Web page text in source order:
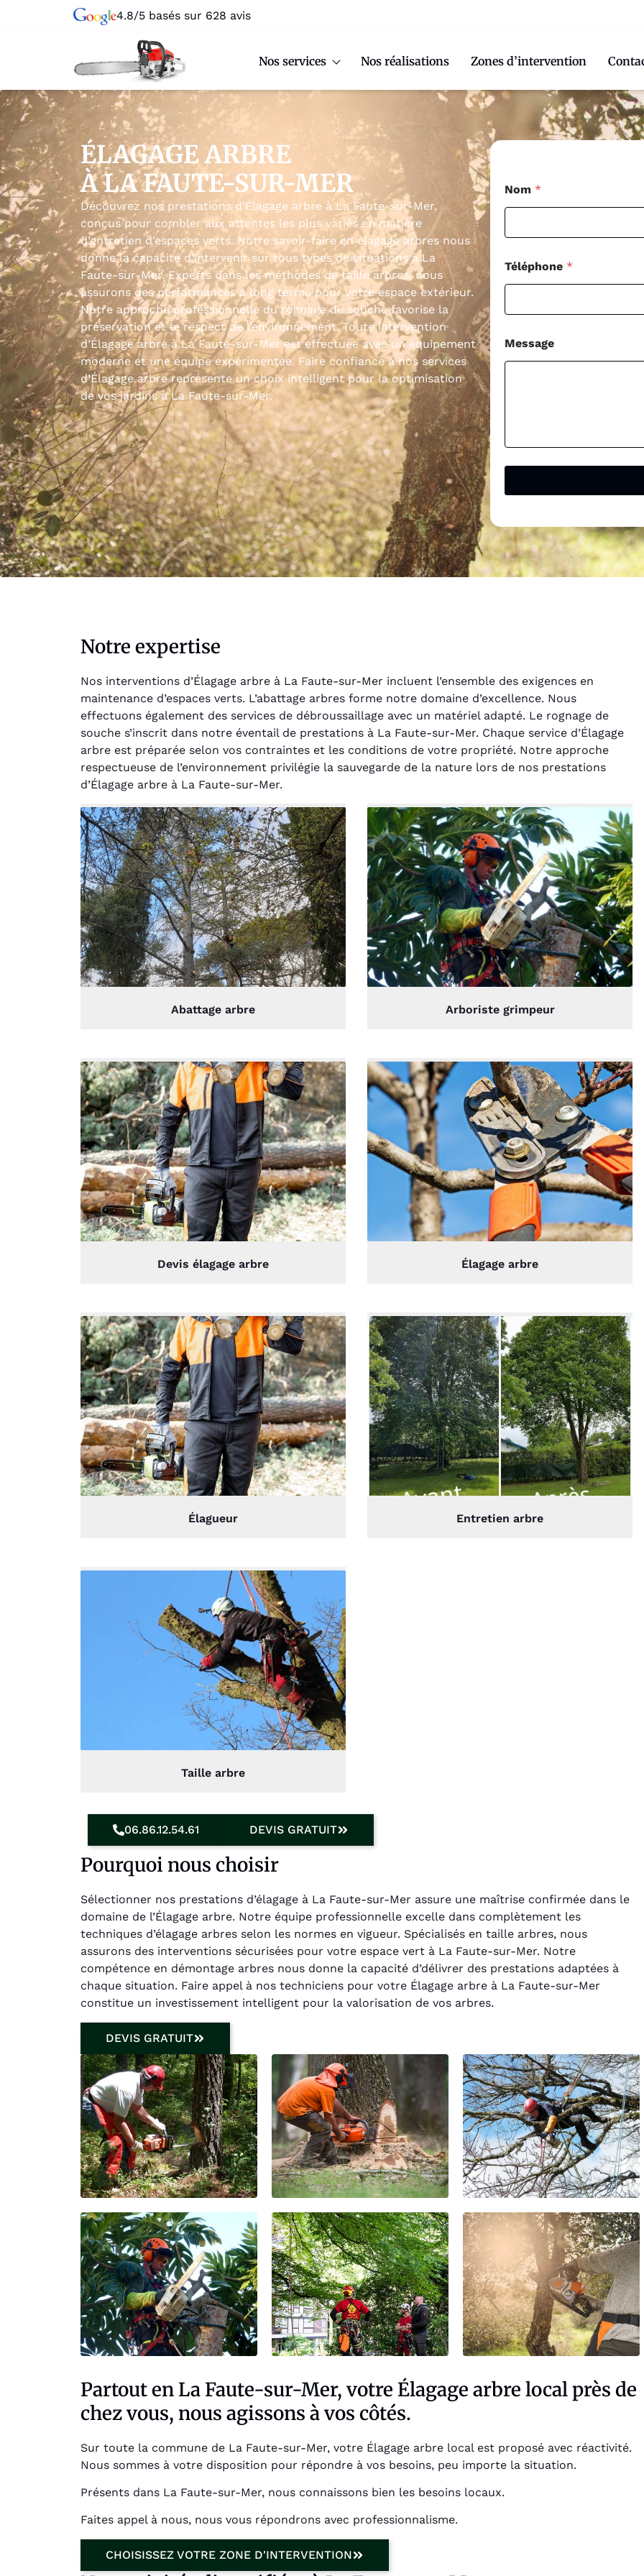
4.8/5 basés sur 628 avis
Nos services Nos réalisations Zones d’intervention
ÉLAGAGE ARBRE
À LA FAUTE-SUR-MER
Découvrez nos prestations d’Élagage arbre à La Faute-sur-Mer,
conçus pour combler aux attentes les plus variés en matière
d’entretien d’espaces verts. Notre savoir-faire en élagage arbres nous
donne la capacité d’intervenir sur tous types de situations à La
Faute-sur-Mer. Experts dans les méthodes de taille arbres, nous
assurons des performances à long terme pour votre espace extérieur.
Notre approche professionnelle du rognage de souche favorise la
préservation et le respect de l’environnement. Toute intervention
d’Élagage arbre à La Faute-sur-Mer est effectuée avec un équipement
moderne et une équipe expérimentée. Faire confiance à nos services
d’Élagage arbre représente un choix intelligent pour la optimisation
de vos jardins à La Faute-sur-Mer.
Nom *
Téléphone *
Message
Notre expertise
Nos interventions d’Élagage arbre à La Faute-sur-Mer incluent l’ensemble des exigences en
maintenance d’espaces verts. L’abattage arbres forme notre domaine d’excellence. Nous
effectuons également des services de débroussaillage avec un matériel adapté. Le rognage de
souche s’inscrit dans notre éventail de prestations à La Faute-sur-Mer. Chaque service d’Élagage
arbre est préparée selon vos contraintes et les conditions de votre propriété. Notre approche
respectueuse de l’environnement privilégie la sauvegarde de la nature lors de nos prestations
d’Élagage arbre à La Faute-sur-Mer.
Abattage arbre Arboriste grimpeur
Devis élagage arbre Élagage arbre
Élagueur Entretien arbre
Taille arbre
06.86.12.54.61 DEVIS GRATUIT
Pourquoi nous choisir
Sélectionner nos prestations d’élagage à La Faute-sur-Mer assure une maîtrise confirmée dans le
domaine de l’Élagage arbre. Notre équipe professionnelle excelle dans complètement les
techniques d’élagage arbres selon les normes en vigueur. Spécialisés en taille arbres, nous
assurons des interventions sécurisées pour votre espace vert à La Faute-sur-Mer. Notre
compétence en démontage arbres nous donne la capacité d’délivrer des prestations adaptées à
chaque situation. Faire appel à nos techniciens pour votre Élagage arbre à La Faute-sur-Mer
constitue un investissement intelligent pour la valorisation de vos arbres.
DEVIS GRATUIT
Partout en La Faute-sur-Mer, votre Élagage arbre local près de
chez vous, nous agissons à vos côtés.
Sur toute la commune de La Faute-sur-Mer, votre Élagage arbre local est proposé avec réactivité.
Nous sommes à votre disposition pour répondre à vos besoins, peu importe la situation.
Présents dans La Faute-sur-Mer, nous connaissons bien les besoins locaux.
Faites appel à nous, nous vous répondrons avec professionnalisme.
CHOISISSEZ VOTRE ZONE D'INTERVENTION
21 juin 2024
Le service de terrassement
jardin à Var était
exceptionnel. L'équipe a
travaillé de manière efficace
et professionnelle, laissant
notre jardin impeccable et
prêt pour notre nouveau
projet d'aménagement
paysager.
14 décembre 2024
Excellente prestation pour
l'abattage délicat d'un sapin
entre deux maisons.
Technicité irréprochable et
sécurité assurée. Le
chantier a été laissé propre.
Je n'hésiterai pas à vous
recontacter.